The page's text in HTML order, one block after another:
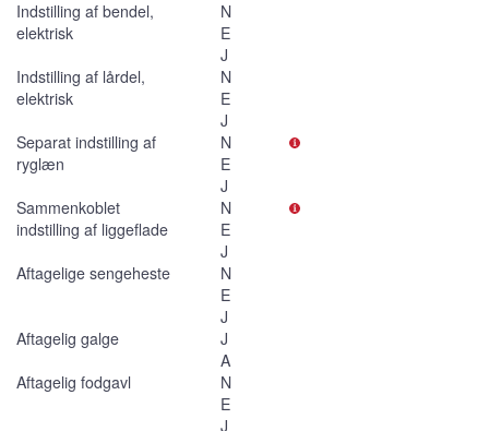
Indstilling af bendel,
elektrisk
N
E
J
Indstilling af lårdel,
elektrisk
N
E
J
Separat indstilling af
ryglæn
N
E
J
Sammenkoblet
indstilling af liggeflade
N
E
J
Aftagelige sengeheste
N
E
J
Aftagelig galge
J
A
Aftagelig fodgavl
N
E
J